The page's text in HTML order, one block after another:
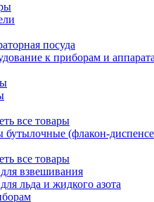
посуда
к приборам и
все товары
бутылочные (флакон-
все товары
взвешивания
льда и жидкого азота